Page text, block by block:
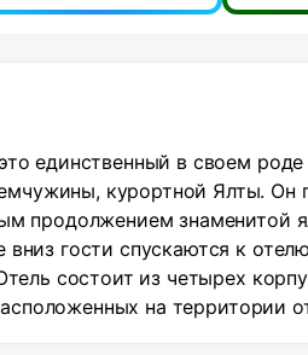
единственный в своем
курортной Ялты. Он
продолжением знаменитой
вниз гости спускаются к
состоит из четырех
на территории